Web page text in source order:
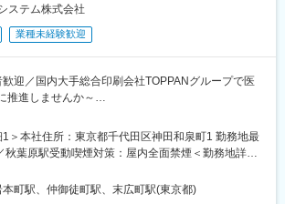
ール、FAXの問い合わせ対応
ご依頼に応じて見積書の作成
、FAXで頂いたお問い合わせへの対応
質管理業務
急な呼出はなく、問題発生時には営業チームメンバ
を含めた協力体制を取り、可能な限り早急な対応
品の検品（器械類や一部の外科器具類）
理（社内･出張）
や修理依頼書の作成
ある商品について品質改善の推進
ステム株式会社
業種未経験歓迎
歓迎／国内大手総合印刷会社TOPPANグループで医
推進しませんか～
ックの事務オペレーション責任者として、オンラ
約受付や精算、お薬の発送まで一連の事務業務の最
、戦略の立案と運用、改善をお任せします。
1＞本社住所：東京都千代田区神田和泉町1 勤務地最
秋葉原駅受動喫煙対策：屋内全面禁煙＜勤務地詳細
薬局内オフィスフロア住所：東京都台東区台東1丁
ル4F勤務地最寄駅：JR線／秋葉原駅受動喫煙対
町駅、仲御徒町駅、末広町駅(東京都)